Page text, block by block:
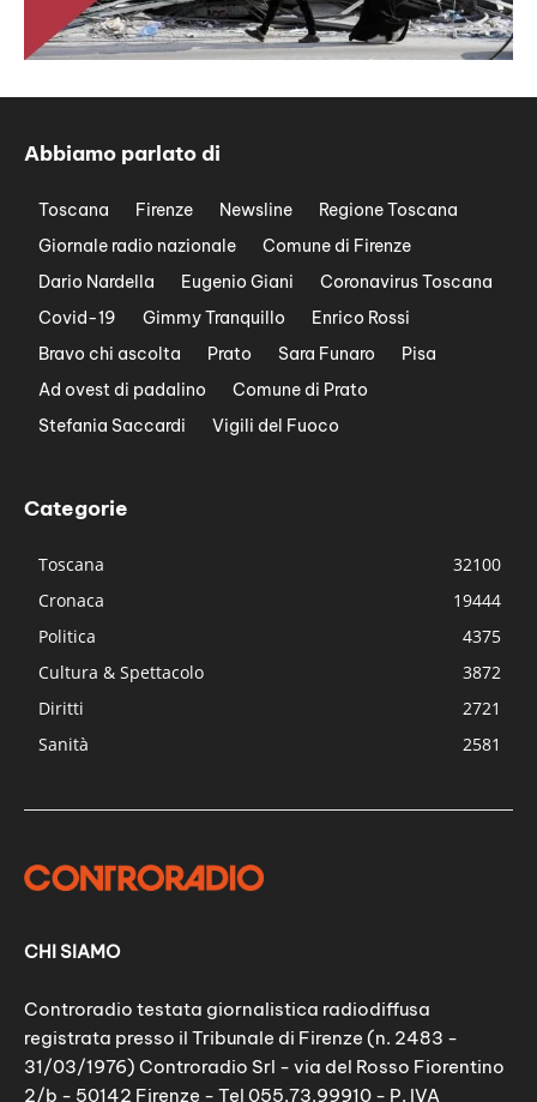
Abbiamo parlato di
Toscana Firenze Newsline
Regione Toscana
Giornale radio nazionale
Comune di Firenze
Dario Nardella
Eugenio Giani
Coronavirus Toscana
Covid-19
Gimmy Tranquillo
Enrico Rossi
Bravo chi ascolta
Prato Sara Funaro
Pisa
Ad ovest di padalino
Comune di Prato
Stefania Saccardi
Vigili del Fuoco
Categorie
Toscana
32100
Cronaca
19444
Politica
4375
Cultura & Spettacolo
3872
Diritti
2721
Sanità
2581
CHI SIAMO
Controradio testata giornalistica radiodiffusa
registrata presso il Tribunale di Firenze (n. 2483 -
31/03/1976) Controradio Srl - via del Rosso Fiorentino
2/b - 50142 Firenze - Tel 055.73.99910 - P. IVA